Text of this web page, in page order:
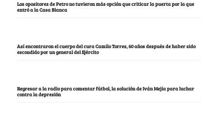
Los opositores de Petro no tuvieron más opción que criticar la puerta por la que
entró a la Casa Blanca
Así encontraron el cuerpo del cura Camilo Torres, 60 años después de haber sido
escondido por un general del Ejército
Regresar a la radio para comentar fútbol, la solución de Iván Mejía para luchar
contra la depresión